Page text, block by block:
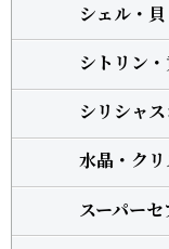
シトリン
シリシャ
水晶・ク
スーパー